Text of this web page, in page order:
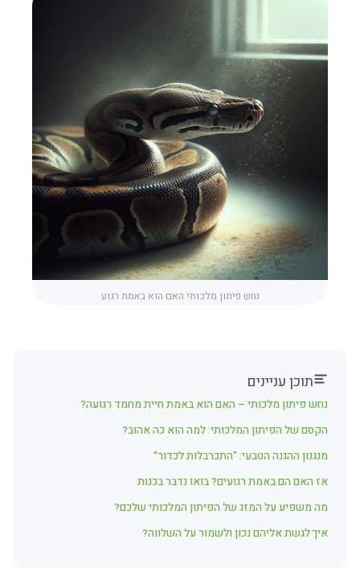
נחש פיתון מלכותי האם הוא באמת רגוע
תוכן עניינים
נחש פיתון מלכותי – האם הוא באמת חיית מחמד רגועה?
הקסם של הפיתון המלכותי: למה הוא כה אהוב?
מנגנון ההגנה הטבעי: "התכרבלות לכדור"
אז האם הם באמת רגועים? בואו נדבר בכנות
מה משפיע על המזג של הפיתון המלכותי שלכם?
איך לגשת אליהם נכון ולשמור על השלווה?